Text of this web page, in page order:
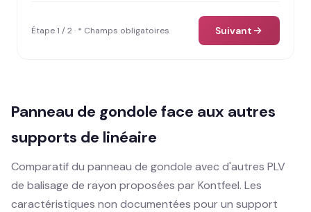
Étape 1 / 2 · * Champs obligatoires Suivant
Panneau de gondole face aux autres
supports de linéaire
Comparatif du panneau de gondole avec d'autres PLV
de balisage de rayon proposées par Kontfeel. Les
caractéristiques non documentées pour un support